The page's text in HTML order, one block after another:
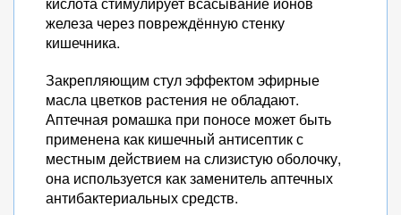
железа через повреждённую стенку
кишечника.
Закрепляющим стул эффектом эфирные
масла цветков растения не обладают.
Аптечная ромашка при поносе может быть
применена как кишечный антисептик с
местным действием на слизистую оболочку,
она используется как заменитель аптечных
антибактериальных средств.